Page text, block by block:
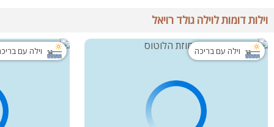
וילות דומות לוילה גולד רויאל
וילה עם בריכה וילה עם